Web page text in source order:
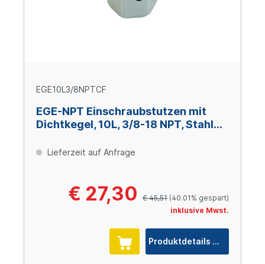
EGE10L3/8NPTCF
EGE-NPT Einschraubstutzen mit
Dichtkegel, 10L, 3/8-18 NPT, Stahl
Lieferzeit auf Anfrage
€ 27,30 € 45,51 (40.01% gespart)
inklusive Mwst.
Produktdetails